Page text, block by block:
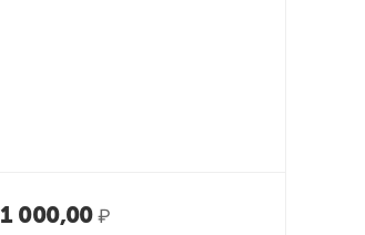
1 000,00 ₽